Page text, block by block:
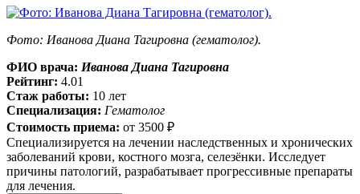
Фото: Иванова Диана Тагировна (гематолог).
ФИО врача: Иванова Диана Тагировна
Рейтинг: 4.01
Стаж работы: 10 лет
Специализация: Гематолог
Стоимость приема: от 3500 ₽
Специализируется на лечении наследственных и хронических
заболеваний крови, костного мозга, селезёнки. Исследует
причины патологий, разрабатывает прогрессивные препараты
для лечения.